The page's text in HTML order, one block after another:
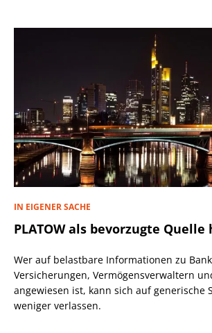
IN EIGENER SACHE
PLATOW als bevorzugte
Wer auf belastbare Informationen zu
Versicherungen, Vermögensverwaltern
angewiesen ist, kann sich auf generische
weniger verlassen.